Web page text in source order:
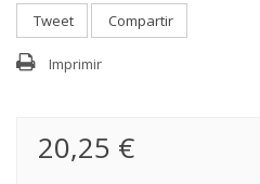
Tweet Compartir
Imprimir
20,25 €